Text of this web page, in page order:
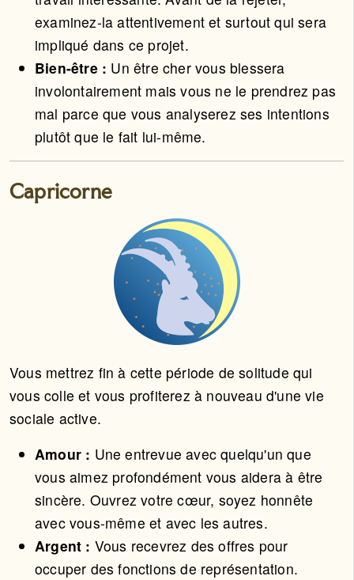
examinez-la attentivement et surtout qui sera
impliqué dans ce projet.
Bien-être : Un être cher vous blessera
involontairement mais vous ne le prendrez pas
mal parce que vous analyserez ses intentions
plutôt que le fait lui-même.
Capricorne
Vous mettrez fin à cette période de solitude qui
vous colle et vous profiterez à nouveau d'une vie
sociale active.
Amour : Une entrevue avec quelqu'un que
vous aimez profondément vous aidera à être
sincère. Ouvrez votre cœur, soyez honnête
avec vous-même et avec les autres.
Argent : Vous recevrez des offres pour
occuper des fonctions de représentation.